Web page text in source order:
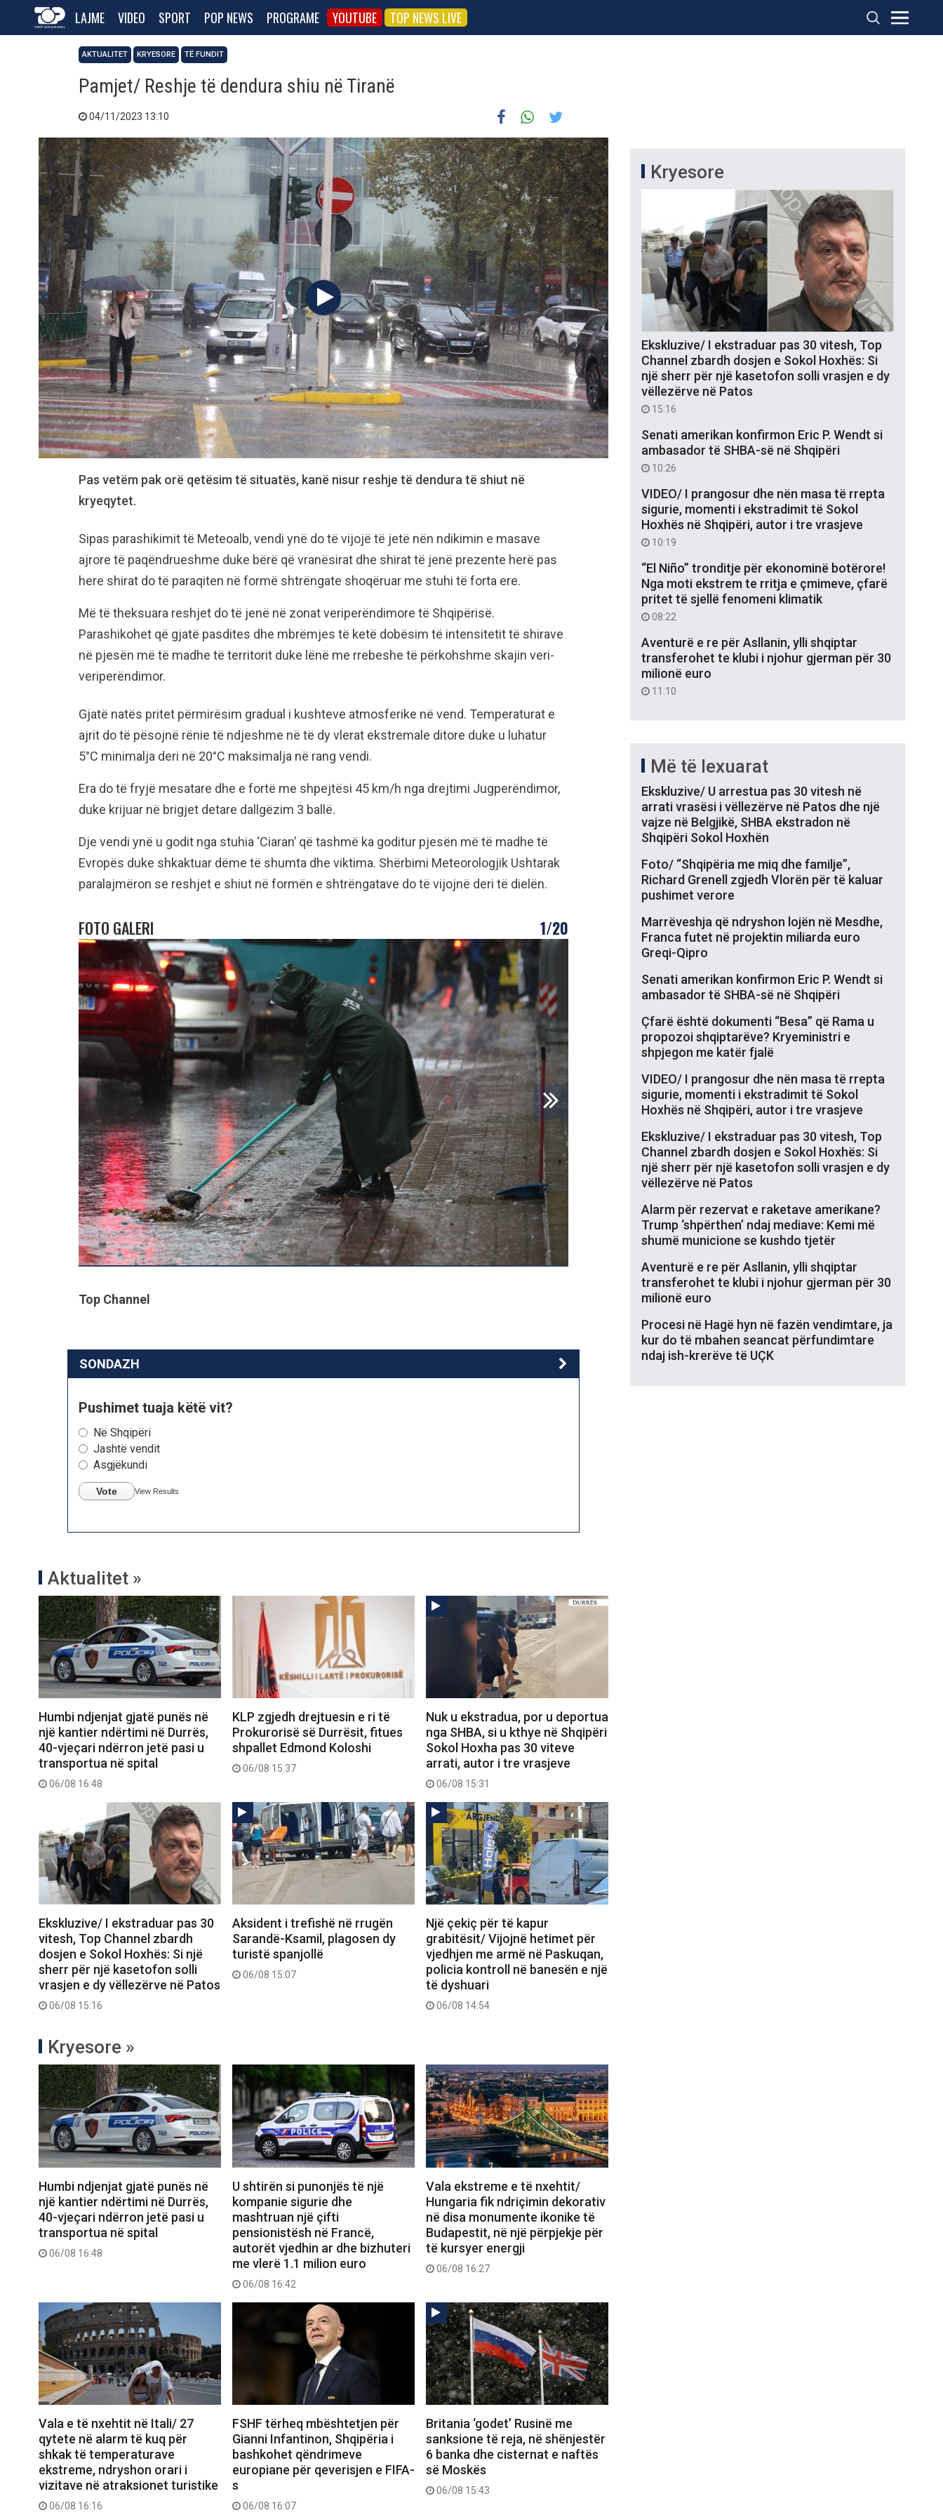
LAJME VIDEO SPORT POP NEWS PROGRAME YOUTUBE TOP NEWS LIVE
AKTUALITET KRYESORE TË FUNDIT
Pamjet/ Reshje të dendura shiu në Tiranë
04/11/2023 13:10
Pas vetëm pak orë qetësim të situatës, kanë nisur reshje të dendura të shiut në
kryeqytet.
Sipas parashikimit të Meteoalb, vendi ynë do të vijojë të jetë nën ndikimin e masave
ajrore të paqëndrueshme duke bërë që vranësirat dhe shirat të jenë prezente herë pas
here shirat do të paraqiten në formë shtrëngate shoqëruar me stuhi të forta ere.
Më të theksuara reshjet do të jenë në zonat veriperëndimore të Shqipërisë.
Parashikohet që gjatë pasdites dhe mbrëmjes të ketë dobësim të intensitetit të shirave
në pjesën më të madhe të territorit duke lënë me rrebeshe të përkohshme skajin veri-
veriperëndimor.
Gjatë natës pritet përmirësim gradual i kushteve atmosferike në vend. Temperaturat e
ajrit do të pësojnë rënie të ndjeshme në të dy vlerat ekstremale ditore duke u luhatur
5°C minimalja deri në 20°C maksimalja në rang vendi.
Era do të fryjë mesatare dhe e fortë me shpejtësi 45 km/h nga drejtimi Jugperëndimor,
duke krijuar në brigjet detare dallgëzim 3 ballë.
Dje vendi ynë u godit nga stuhia ‘Ciaran’ që tashmë ka goditur pjesën më të madhe të
Evropës duke shkaktuar dëme të shumta dhe viktima. Shërbimi Meteorologjik Ushtarak
paralajmëron se reshjet e shiut në formën e shtrëngatave do të vijojnë deri të dielën.
FOTO GALERI 1/20
Top Channel
SONDAZH
Pushimet tuaja këtë vit?
Në Shqipëri
Jashtë vendit
Asgjëkundi
Vote View Results
Aktualitet »
Humbi ndjenjat gjatë punës në
një kantier ndërtimi në Durrës,
40-vjeçari ndërron jetë pasi u
transportua në spital
06/08 16:48
KLP zgjedh drejtuesin e ri të
Prokurorisë së Durrësit, fitues
shpallet Edmond Koloshi
06/08 15:37
Nuk u ekstradua, por u deportua
nga SHBA, si u kthye në Shqipëri
Sokol Hoxha pas 30 viteve
arrati, autor i tre vrasjeve
06/08 15:31
Ekskluzive/ I ekstraduar pas 30
vitesh, Top Channel zbardh
dosjen e Sokol Hoxhës: Si një
sherr për një kasetofon solli
vrasjen e dy vëllezërve në Patos
06/08 15:16
Aksident i trefishë në rrugën
Sarandë-Ksamil, plagosen dy
turistë spanjollë
06/08 15:07
Një çekiç për të kapur
grabitësit/ Vijojnë hetimet për
vjedhjen me armë në Paskuqan,
policia kontroll në banesën e një
të dyshuari
06/08 14:54
Kryesore »
Humbi ndjenjat gjatë punës në
një kantier ndërtimi në Durrës,
40-vjeçari ndërron jetë pasi u
transportua në spital
06/08 16:48
U shtirën si punonjës të një
kompanie sigurie dhe
mashtruan një çifti
pensionistësh në Francë,
autorët vjedhin ar dhe bizhuteri
me vlerë 1.1 milion euro
06/08 16:42
Vala ekstreme e të nxehtit/
Hungaria fik ndriçimin dekorativ
në disa monumente ikonike të
Budapestit, në një përpjekje për
të kursyer energji
06/08 16:27
Vala e të nxehtit në Itali/ 27
qytete në alarm të kuq për
shkak të temperaturave
ekstreme, ndryshon orari i
vizitave në atraksionet turistike
06/08 16:16
FSHF tërheq mbështetjen për
Gianni Infantinon, Shqipëria i
bashkohet qëndrimeve
europiane për qeverisjen e FIFA-
s
06/08 16:07
Britania ‘godet’ Rusinë me
sanksione të reja, në shënjestër
6 banka dhe cisternat e naftës
së Moskës
06/08 15:43
Kryesore
Ekskluzive/ I ekstraduar pas 30 vitesh, Top
Channel zbardh dosjen e Sokol Hoxhës: Si
një sherr për një kasetofon solli vrasjen e dy
vëllezërve në Patos
15:16
Senati amerikan konfirmon Eric P. Wendt si
ambasador të SHBA-së në Shqipëri
10:26
VIDEO/ I prangosur dhe nën masa të rrepta
sigurie, momenti i ekstradimit të Sokol
Hoxhës në Shqipëri, autor i tre vrasjeve
10:19
“El Niño” tronditje për ekonominë botërore!
Nga moti ekstrem te rritja e çmimeve, çfarë
pritet të sjellë fenomeni klimatik
08:22
Aventurë e re për Asllanin, ylli shqiptar
transferohet te klubi i njohur gjerman për 30
milionë euro
11:10
Më të lexuarat
Ekskluzive/ U arrestua pas 30 vitesh në
arrati vrasësi i vëllezërve në Patos dhe një
vajze në Belgjikë, SHBA ekstradon në
Shqipëri Sokol Hoxhën
Foto/ “Shqipëria me miq dhe familje”,
Richard Grenell zgjedh Vlorën për të kaluar
pushimet verore
Marrëveshja që ndryshon lojën në Mesdhe,
Franca futet në projektin miliarda euro
Greqi-Qipro
Senati amerikan konfirmon Eric P. Wendt si
ambasador të SHBA-së në Shqipëri
Çfarë është dokumenti “Besa” që Rama u
propozoi shqiptarëve? Kryeministri e
shpjegon me katër fjalë
VIDEO/ I prangosur dhe nën masa të rrepta
sigurie, momenti i ekstradimit të Sokol
Hoxhës në Shqipëri, autor i tre vrasjeve
Ekskluzive/ I ekstraduar pas 30 vitesh, Top
Channel zbardh dosjen e Sokol Hoxhës: Si
një sherr për një kasetofon solli vrasjen e dy
vëllezërve në Patos
Alarm për rezervat e raketave amerikane?
Trump ‘shpërthen’ ndaj mediave: Kemi më
shumë municione se kushdo tjetër
Aventurë e re për Asllanin, ylli shqiptar
transferohet te klubi i njohur gjerman për 30
milionë euro
Procesi në Hagë hyn në fazën vendimtare, ja
kur do të mbahen seancat përfundimtare
ndaj ish-krerëve të UÇK